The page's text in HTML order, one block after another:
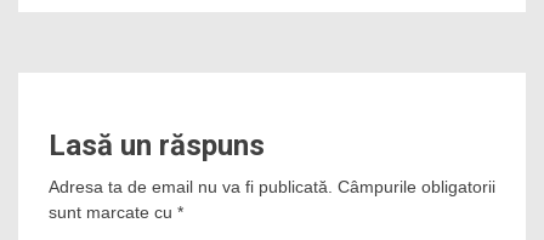
Lasă un răspuns
Adresa ta de email nu va fi publicată. Câmpurile obligatorii
sunt marcate cu *